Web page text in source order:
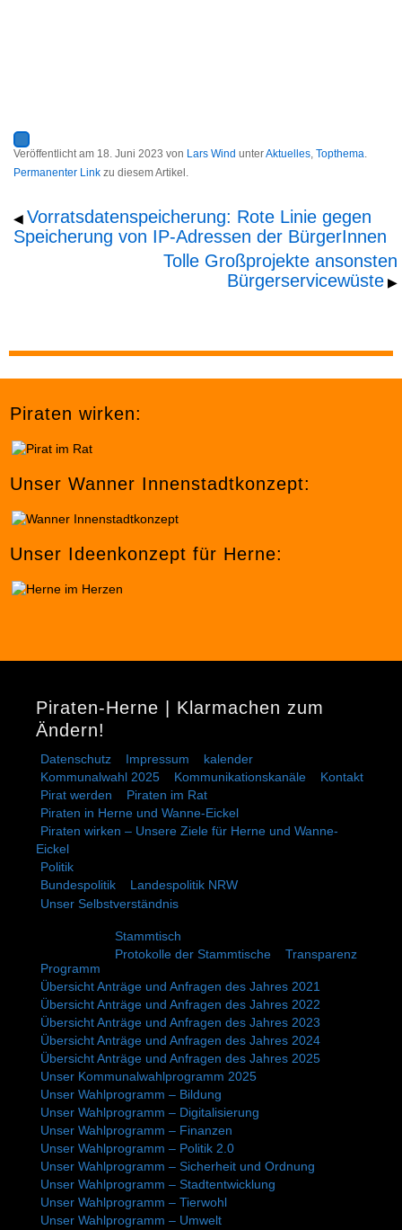
Veröffentlicht am 18. Juni 2023 von Lars Wind unterAktuelles, Topthema.
Permanenter Link zu diesem Artikel.
◀ Vorratsdatenspeicherung: Rote Linie gegen
Speicherung von IP-Adressen der BürgerInnen
Tolle Großprojekte ansonsten
Bürgerservicewüste ▶
Piraten wirken:
Unser Wanner Innenstadtkonzept:
Unser Ideenkonzept für Herne:
Piraten-Herne | Klarmachen zum
Ändern!
Datenschutz Impressum
kalender
Kommunalwahl 2025
Kommunikationskanäle
Kontakt
Pirat werden
Piraten im Rat
Piraten in Herne und Wanne-Eickel
Piraten wirken – Unsere Ziele für Herne und Wanne-
Eickel
Politik
Bundespolitik
Landespolitik NRW
Unser Selbstverständnis
Programm
Stammtisch
Protokolle der Stammtische
Transparenz
Übersicht Anträge und Anfragen des Jahres 2021
Übersicht Anträge und Anfragen des Jahres 2022
Übersicht Anträge und Anfragen des Jahres 2023
Übersicht Anträge und Anfragen des Jahres 2024
Übersicht Anträge und Anfragen des Jahres 2025
Unser Kommunalwahlprogramm 2025
Unser Wahlprogramm – Bildung
Unser Wahlprogramm – Digitalisierung
Unser Wahlprogramm – Finanzen
Unser Wahlprogramm – Politik 2.0
Unser Wahlprogramm – Sicherheit und Ordnung
Unser Wahlprogramm – Stadtentwicklung
Unser Wahlprogramm – Tierwohl
Unser Wahlprogramm – Umwelt